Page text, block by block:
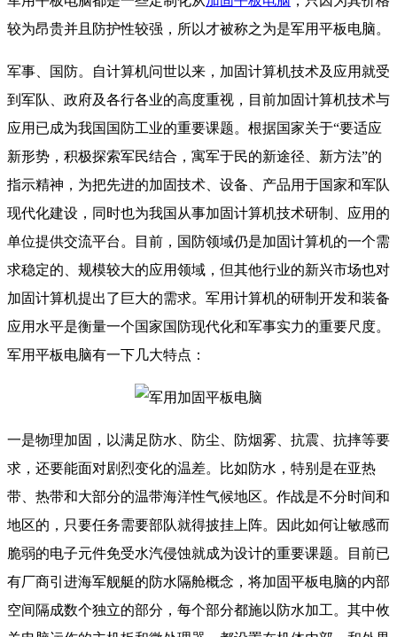
较为昂贵并且防护性较强，所以才被称之为是军用平板电脑。
军事、国防。自计算机问世以来，加固计算机技术及应用就受
到军队、政府及各行各业的高度重视，目前加固计算机技术与
应用已成为我国国防工业的重要课题。根据国家关于“要适应
新形势，积极探索军民结合，寓军于民的新途径、新方法”的
指示精神，为把先进的加固技术、设备、产品用于国家和军队
现代化建设，同时也为我国从事加固计算机技术研制、应用的
单位提供交流平台。目前，国防领域仍是加固计算机的一个需
求稳定的、规模较大的应用领域，但其他行业的新兴市场也对
加固计算机提出了巨大的需求。军用计算机的研制开发和装备
应用水平是衡量一个国家国防现代化和军事实力的重要尺度。
军用平板电脑有一下几大特点：
一是物理加固，以满足防水、防尘、防烟雾、抗震、抗摔等要
求，还要能面对剧烈变化的温差。比如防水，特别是在亚热
带、热带和大部分的温带海洋性气候地区。作战是不分时间和
地区的，只要任务需要部队就得披挂上阵。因此如何让敏感而
脆弱的电子元件免受水汽侵蚀就成为设计的重要课题。目前已
有厂商引进海军舰艇的防水隔舱概念，将加固平板电脑的内部
空间隔成数个独立的部分，每个部分都施以防水加工。其中攸